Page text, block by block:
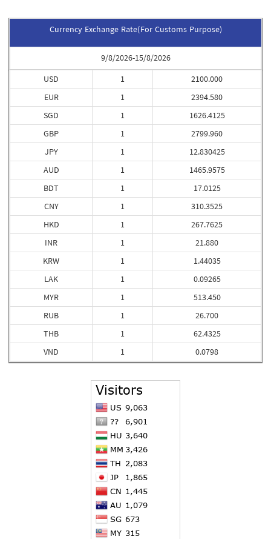
Currency Exchange Rate(For Customs Purpose)
9/8/2026-15/8/2026
USD
EUR
SGD
GBP
JPY
AUD
BDT
CNY
HKD
INR
KRW
LAK
MYR
RUB
THB
VND
1
1
1
1
1
1
1
1
1
1
1
1
1
1
1
1
2100.000
2394.580
1626.4125
2799.960
12.830425
1465.9575
17.0125
310.3525
267.7625
21.880
1.44035
0.09265
513.450
26.700
62.4325
0.0798